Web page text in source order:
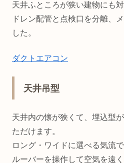
天井ふところが狭い建物にも対
ドレン配管と点検口を分離、
した。
ダクトエアコン
天井吊型
天井内の懐が狭くて、埋込型
ただけます。
ロング・ワイドに選べる気流
ルーバーを操作して空気を遠